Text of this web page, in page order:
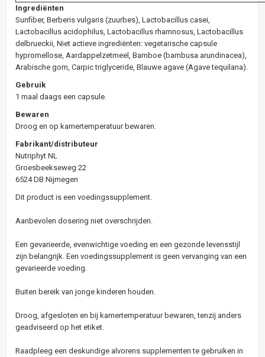
Ingrediënten
Sunfiber, Berberis vulgaris (zuurbes), Lactobacillus casei,
Lactobacillus acidophilus, Lactobacillus rhamnosus, Lactobacillus
delbrueckii, Niet actieve ingrediënten: vegetarische capsule
hypromellose, Aardappelzetmeel, Bamboe (bambusa arundinacea),
Arabische gom, Carpic triglyceride, Blauwe agave (Agave tequilana).
Gebruik
1 maal daags een capsule.
Bewaren
Droog en op kamertemperatuur bewaren.
Fabrikant/distributeur
Nutriphyt NL
Groesbeekseweg 22
6524 DB Nijmegen
Dit product is een voedingssupplement.
Aanbevolen dosering niet overschrijden.
Een gevarieerde, evenwichtige voeding en een gezonde levensstijl
zijn belangrijk. Een voedingssupplement is geen vervanging van een
gevarieerde voeding.
Buiten bereik van jonge kinderen houden.
Droog, afgesloten en bij kamertemperatuur bewaren, tenzij anders
geadviseerd op het etiket.
Raadpleeg een deskundige alvorens supplementen te gebruiken in